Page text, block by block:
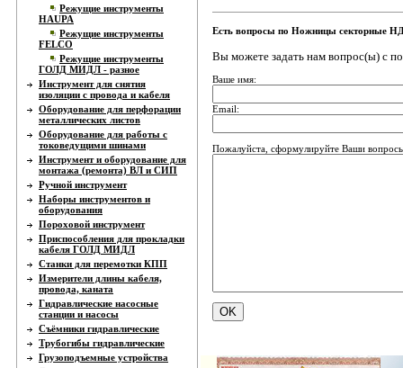
Режущие инструменты
HAUPA
Режущие инструменты
FELCO
Режущие инструменты
ГОЛД МИДЛ - разное
Инструмент для снятия
изоляции с провода и кабеля
Оборудование для перфорации
металлических листов
Оборудование для работы с
токоведущими шинами
Инструмент и оборудование для
монтажа (ремонта) ВЛ и СИП
Ручной инструмент
Наборы инструментов и
оборудования
Пороховой инструмент
Приспособления для прокладки
кабеля ГОЛД МИДЛ
Станки для перемотки КПП
Измерители длины кабеля,
провода, каната
Гидравлические насосные
станции и насосы
Съёмники гидравлические
Трубогибы гидравлические
Грузоподъемные устройства
Есть вопросы по Ножницы секторные
Вы можете задать нам вопрос(ы) с
Ваше имя:
Email:
Пожалуйста, сформулируйте Ваши